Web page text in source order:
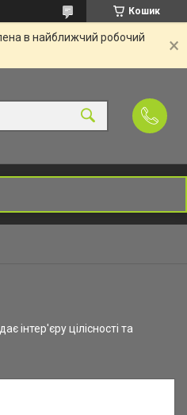
Кошик
в найближчий робочий
інтер'єру цілісності та